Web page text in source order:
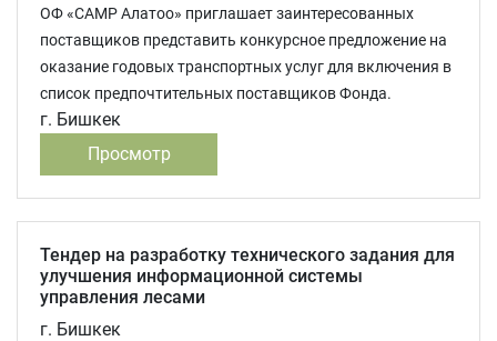
ОФ «САМР Алатоо» приглашает заинтересованных
поставщиков представить конкурсное предложение на
оказание годовых транспортных услуг для включения в
список предпочтительных поставщиков Фонда.
г. Бишкек
Просмотр
Тендер на разработку технического задания для
улучшения информационной системы
управления лесами
г. Бишкек